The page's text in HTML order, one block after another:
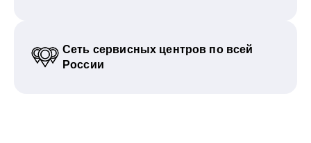
Сеть сервисных центров по всей
России